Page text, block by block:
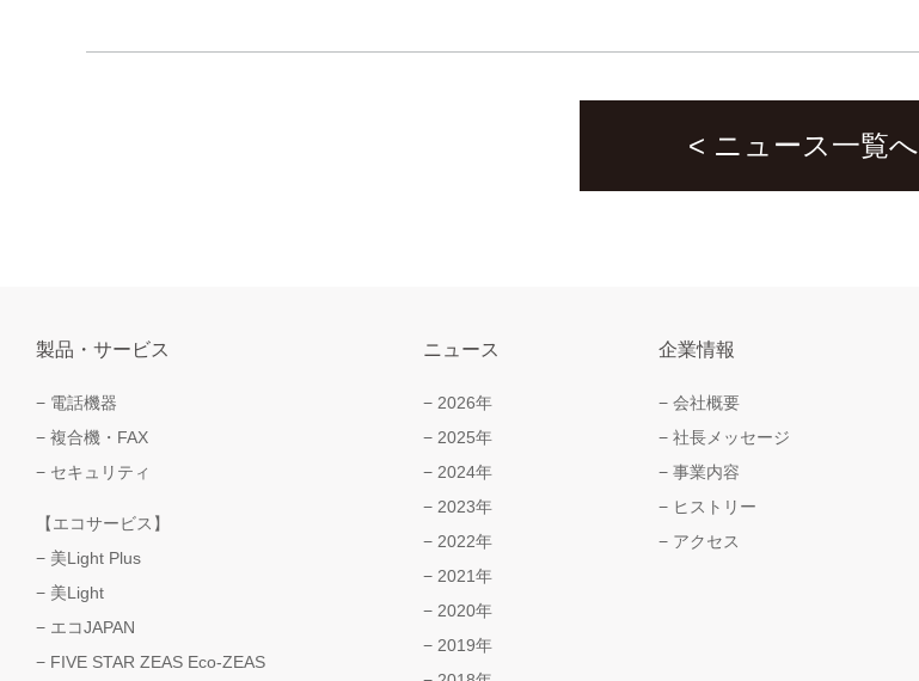
< ニュース一覧へ
製品・サービス
電話機器
複合機・FAX
セキュリティ
【エコサービス】
美Light Plus
美Light
エコJAPAN
FIVE STAR ZEAS Eco-ZEAS
ニュース
2026年
2025年
2024年
2023年
2022年
2021年
2020年
2019年
企業情報
会社概要
社長メッセージ
事業内容
ヒストリー
アクセス